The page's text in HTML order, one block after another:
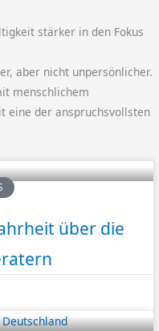
stärker in den Fokus
aber nicht unpersönlicher.
menschlichem
eine der anspruchsvollsten
über die